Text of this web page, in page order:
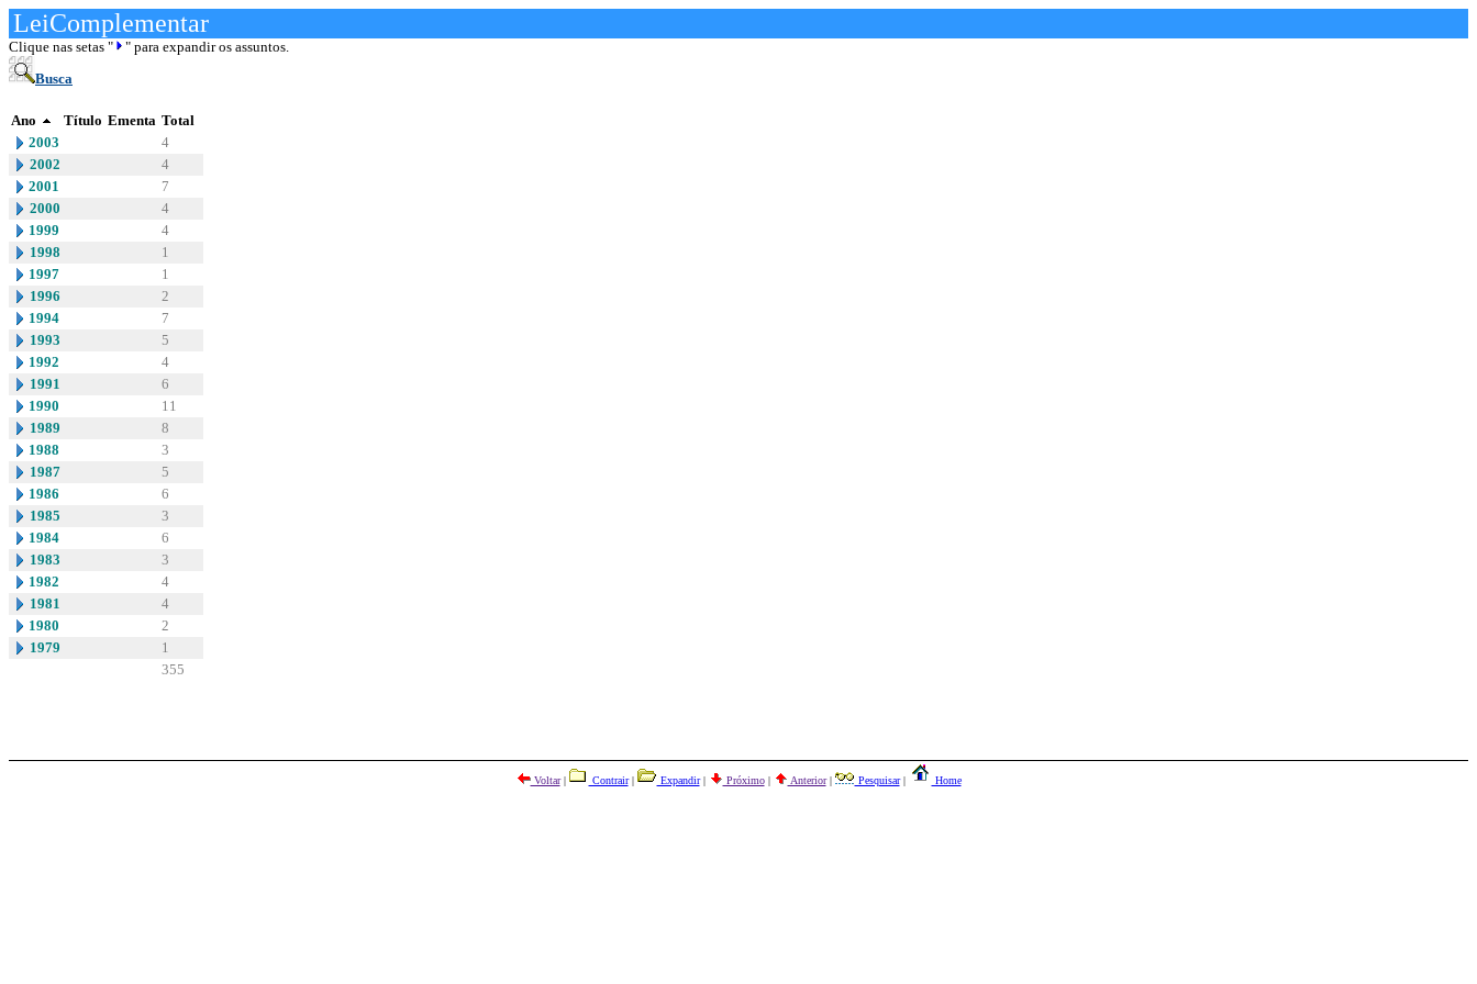
LeiComplementar
Clique nas setas "
" para expandir os assuntos.
Busca
Ano Título Ementa Total
2003
4
2002
4
2001
7
2000
4
1999
4
1998
1
1997
1
1996
2
1994
7
1993
5
1992
4
1991
6
1990
11
1989
8
1988
3
1987
5
1986
6
1985
3
1984
6
1983
3
1982
4
1981
4
1980
2
1979
1
355
Voltar| Contrair| Expandir| Próximo| Anterior| Pesquisar| Home